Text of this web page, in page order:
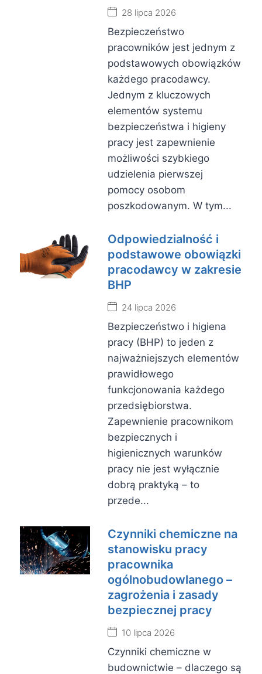
28 lipca 2026
Bezpieczeństwo
pracowników jest jednym z
podstawowych obowiązków
każdego pracodawcy.
Jednym z kluczowych
elementów systemu
bezpieczeństwa i higieny
pracy jest zapewnienie
możliwości szybkiego
udzielenia pierwszej
pomocy osobom
poszkodowanym. W tym...
Odpowiedzialność i
podstawowe obowiązki
pracodawcy w zakresie
BHP
24 lipca 2026
Bezpieczeństwo i higiena
pracy (BHP) to jeden z
najważniejszych elementów
prawidłowego
funkcjonowania każdego
przedsiębiorstwa.
Zapewnienie pracownikom
bezpiecznych i
higienicznych warunków
pracy nie jest wyłącznie
dobrą praktyką – to
przede...
Czynniki chemiczne na
stanowisku pracy
pracownika
ogólnobudowlanego –
zagrożenia i zasady
bezpiecznej pracy
10 lipca 2026
Czynniki chemiczne w
budownictwie – dlaczego są